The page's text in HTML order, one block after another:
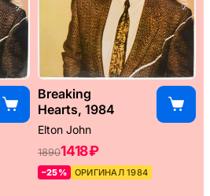
Breaking
Hearts, 1984
Elton John
18901418 ₽
–25% ОРИГИНАЛ 1984